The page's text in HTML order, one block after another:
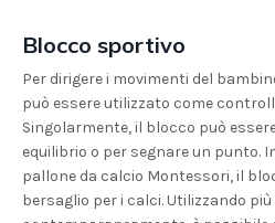
Blocco sportivo
Per dirigere i movimenti del
può essere utilizzato come
Singolarmente, il blocco può
equilibrio o per segnare un punto.
pallone da calcio Montessori, il
bersaglio per i calci. Utilizzando